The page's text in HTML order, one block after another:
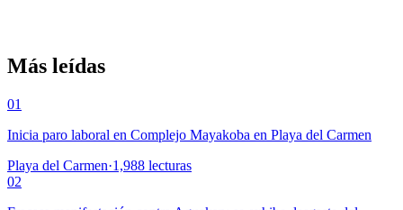
Más leídas
01
Inicia paro laboral en Complejo Mayakoba en Playa del Carmen
Playa del Carmen·1,988 lecturas
02